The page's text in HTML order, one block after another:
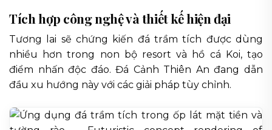
Tích hợp công nghệ và thiết kế hiện đại
Tương lai sẽ chứng kiến đá trầm tích được dùng
nhiều hơn trong non bộ resort và hồ cá Koi, tạo
điểm nhấn độc đáo. Đá Cảnh Thiên An đang dẫn
đầu xu hướng này với các giải pháp tùy chỉnh.